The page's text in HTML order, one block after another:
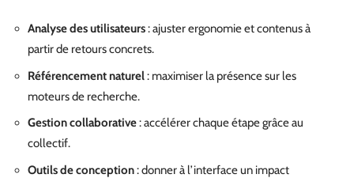
Analyse des utilisateurs: ajuster ergonomie et contenus à
partir de retours concrets.
Référencement naturel: maximiser la présence sur les
moteurs de recherche.
Gestion collaborative: accélérer chaque étape grâce au
collectif.
Outils de conception: donner à l’interface un impact